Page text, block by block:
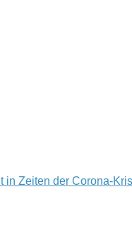
in Zeiten der Corona-